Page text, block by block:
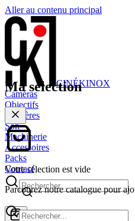
Aller au contenu principal
CINÉKINOX
Caméras
Objectifs
Lumières
Son
Machinerie
Accessoires
Packs
Contact
Ma sélection
Votre sélection est vide
Parcourez notre catalogue pour